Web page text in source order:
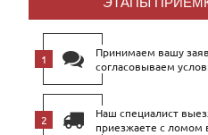
Принимаем вашу
согласовываем
Наш специалист
приезжаете с ломом